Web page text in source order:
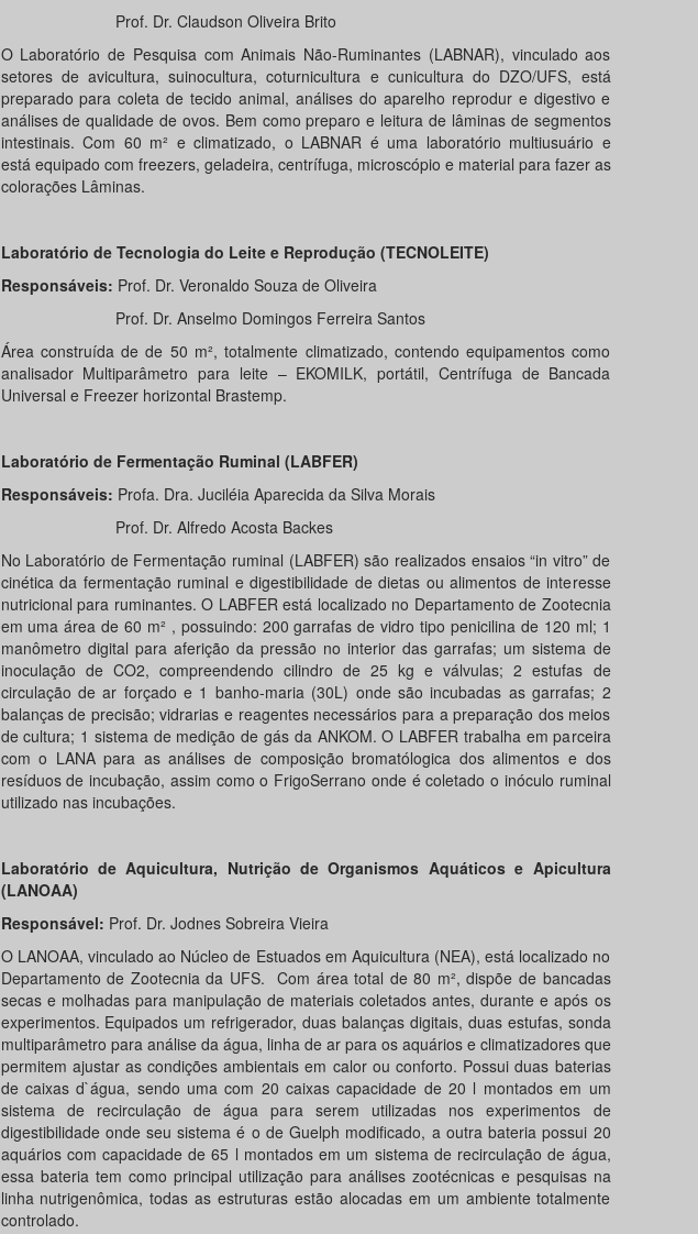
Prof. Dr. Claudson Oliveira Brito
O Laboratório de Pesquisa com Animais Não-Ruminantes (LABNAR), vinculado aos
setores de avicultura, suinocultura, coturnicultura e cunicultura do DZO/UFS, está
preparado para coleta de tecido animal, análises do aparelho reprodur e digestivo e
análises de qualidade de ovos. Bem como preparo e leitura de lâminas de segmentos
intestinais. Com 60 m² e climatizado, o LABNAR é uma laboratório multiusuário e
está equipado com freezers, geladeira, centrífuga, microscópio e material para fazer as
colorações Lâminas.
Laboratório de Tecnologia do Leite e Reprodução (TECNOLEITE)
Responsáveis: Prof. Dr. Veronaldo Souza de Oliveira
Prof. Dr. Anselmo Domingos Ferreira Santos
Área construída de de 50 m², totalmente climatizado, contendo equipamentos como
analisador Multiparâmetro para leite – EKOMILK, portátil, Centrífuga de Bancada
Universal e Freezer horizontal Brastemp.
Laboratório de Fermentação Ruminal (LABFER)
Responsáveis: Profa. Dra. Juciléia Aparecida da Silva Morais
Prof. Dr. Alfredo Acosta Backes
No Laboratório de Fermentação ruminal (LABFER) são realizados ensaios “in vitro” de
cinética da fermentação ruminal e digestibilidade de dietas ou alimentos de interesse
nutricional para ruminantes. O LABFER está localizado no Departamento de Zootecnia
em uma área de 60 m² , possuindo: 200 garrafas de vidro tipo penicilina de 120 ml; 1
manômetro digital para aferição da pressão no interior das garrafas; um sistema de
inoculação de CO2, compreendendo cilindro de 25 kg e válvulas; 2 estufas de
circulação de ar forçado e 1 banho-maria (30L) onde são incubadas as garrafas; 2
balanças de precisão; vidrarias e reagentes necessários para a preparação dos meios
de cultura; 1 sistema de medição de gás da ANKOM. O LABFER trabalha em parceira
com o LANA para as análises de composição bromatólogica dos alimentos e dos
resíduos de incubação, assim como o FrigoSerrano onde é coletado o inóculo ruminal
utilizado nas incubações.
Laboratório de Aquicultura, Nutrição de Organismos Aquáticos e Apicultura
(LANOAA)
Responsável: Prof. Dr. Jodnes Sobreira Vieira
O LANOAA, vinculado ao Núcleo de Estuados em Aquicultura (NEA), está localizado no
Departamento de Zootecnia da UFS. Com área total de 80 m², dispõe de bancadas
secas e molhadas para manipulação de materiais coletados antes, durante e após os
experimentos. Equipados um refrigerador, duas balanças digitais, duas estufas, sonda
multiparâmetro para análise da água, linha de ar para os aquários e climatizadores que
permitem ajustar as condições ambientais em calor ou conforto. Possui duas baterias
de caixas d`água, sendo uma com 20 caixas capacidade de 20 l montados em um
sistema de recirculação de água para serem utilizadas nos experimentos de
digestibilidade onde seu sistema é o de Guelph modificado, a outra bateria possui 20
aquários com capacidade de 65 l montados em um sistema de recirculação de água,
essa bateria tem como principal utilização para análises zootécnicas e pesquisas na
linha nutrigenômica, todas as estruturas estão alocadas em um ambiente totalmente
controlado.